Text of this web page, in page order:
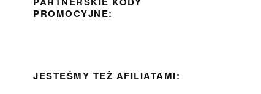
PROMOCYJNE:
JESTEŚMY TEŻ AFILIATAMI: